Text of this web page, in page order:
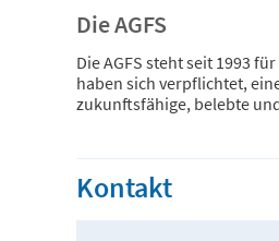
Die AGFS
Die AGFS steht seit 1993
haben sich verpflichtet,
zukunftsfähige, belebte
Kontakt